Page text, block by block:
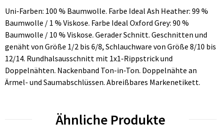
Uni-Farben: 100 % Baumwolle. Farbe Ideal Ash Heather: 99 %
Baumwolle / 1 % Viskose. Farbe Ideal Oxford Grey: 90 %
Baumwolle / 10 % Viskose. Gerader Schnitt. Geschnitten und
genäht von Größe 1/2 bis 6/8, Schlauchware von Größe 8/10 bis
12/14. Rundhalsausschnitt mit 1x1-Rippstrick und
Doppelnähten. Nackenband Ton-in-Ton. Doppelnähte an
Ärmel- und Saumabschlüssen. Abreißbares Markenetikett.
Ähnliche Produkte